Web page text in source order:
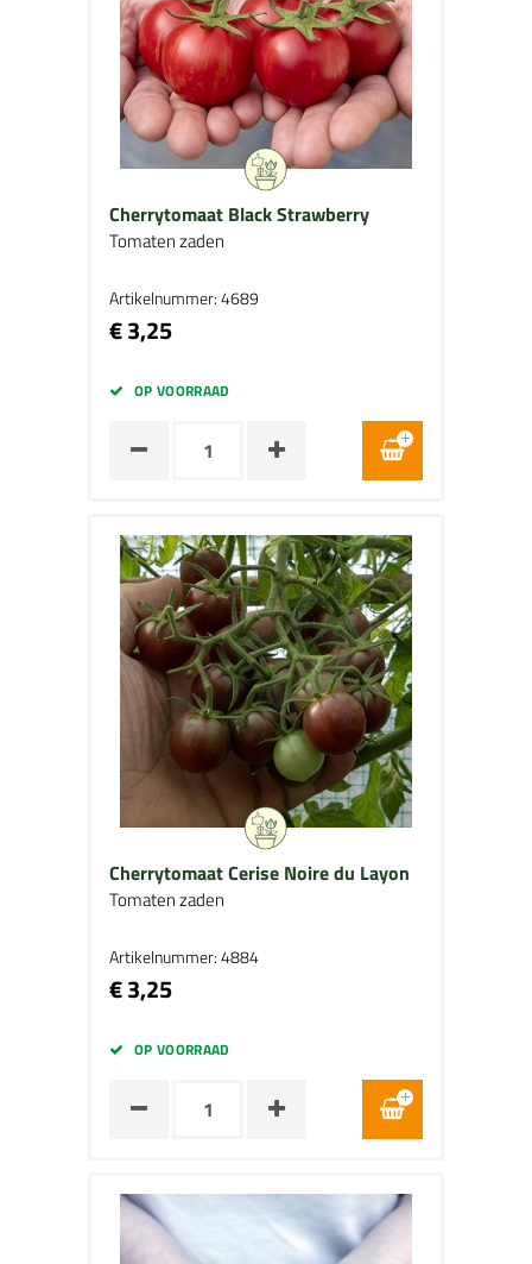
Cherrytomaat Black Strawberry
Tomaten zaden
Artikelnummer: 4689
€ 3,25
OP VOORRAAD
Cherrytomaat Cerise Noire du Layon
Tomaten zaden
Artikelnummer: 4884
€ 3,25
OP VOORRAAD